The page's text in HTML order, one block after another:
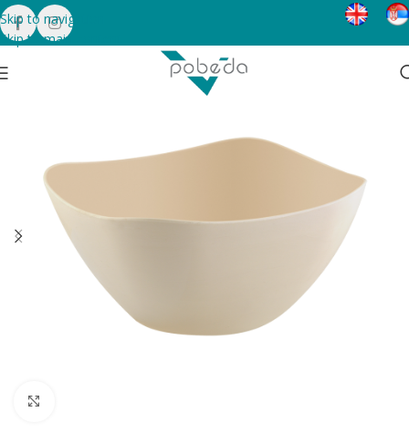
Skip to navigation
Skip to main content